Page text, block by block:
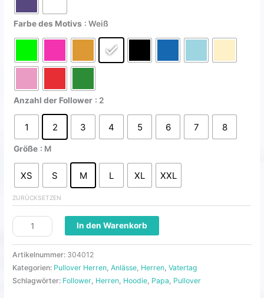
Farbe des Motivs : Weiß
Anzahl der Follower : 2
1 2 3 4 5 6 7 8
Größe : M
XS S M L XL XXL
ZURÜCKSETZEN
In den Warenkorb
Artikelnummer: 304012
Kategorien: Pullover Herren,Anlässe, Herren,Vatertag
Schlagwörter: Follower, Herren, Hoodie, Papa, Pullover